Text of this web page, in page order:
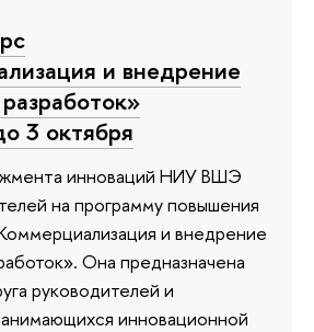
и внедрение
3 октября
инноваций НИУ ВШЭ
на программу повышения
и внедрение
Она предназначена
руководителей и
инновационной